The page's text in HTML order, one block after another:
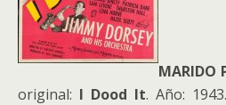
MARIDO
original: I Dood It. Año: